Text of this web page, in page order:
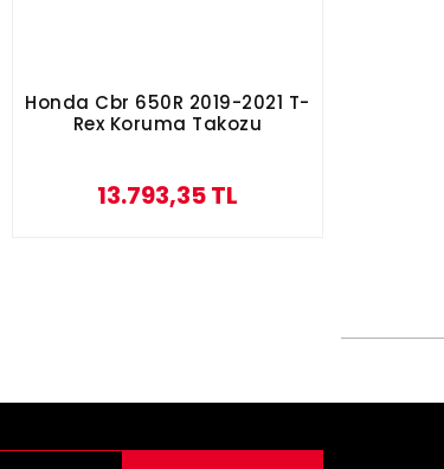
Honda Cbr 650R 2019-2021 T-
Rex Koruma Takozu
13.793,35 TL